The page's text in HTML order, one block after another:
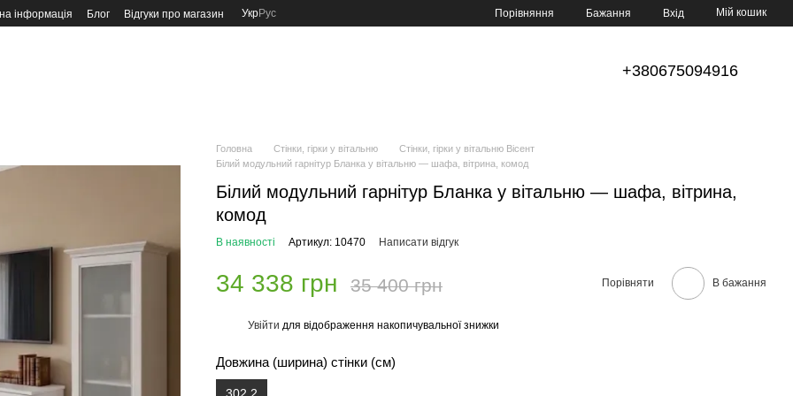
інформація Блог Відгуки про магазин УкрРус Порівняння Бажання Вхід Мій кошик
+380675094916
Головна Стінки, гірки у вітальню
Стінки, гірки у вітальню Вісент
Білий модульний гарнітур Бланка у вітальню — шафа, вітрина, комод
Білий модульний гарнітур Бланка у вітальню — шафа, вітрина,
комод
В наявності Артикул: 10470 Написати відгук
34 338 грн 35 400 грн Порівняти В бажання
Увійти для відображення накопичувальної знижки
Довжина (ширина) стінки (см)